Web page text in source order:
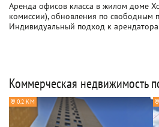
Аренда офисов класса в жилом доме
комиссии), обновления по свободным
Индивидуальный подход к
Коммерческая недвижимость
0.2 КМ